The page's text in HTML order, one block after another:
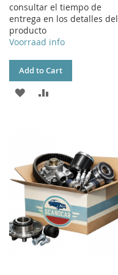
consultar el tiempo de
entrega en los detalles del
producto
Voorraad info
Add to Cart
ADD
LIST